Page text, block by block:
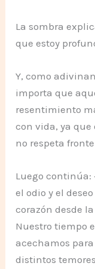
La sombra
que estoy
Y, como
importa que
resentimiento
con vida, ya que
no respeta
Luego continúa:
el odio y el
corazón desde
Nuestro tiempo
acechamos
distintos